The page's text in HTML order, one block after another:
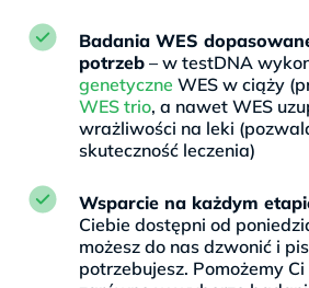
Badania WES
potrzeb – w testDNA
genetyczne WES w ciąży
WES trio, a nawet WES
wrażliwości na leki
skuteczność leczenia)
Wsparcie na każdym
Ciebie dostępni od
możesz do nas dzwonić i
potrzebujesz. Pomożemy Ci